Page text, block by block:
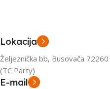
Lokacija
Željeznička bb, Busovača 72260
(TC Party)
E-mail